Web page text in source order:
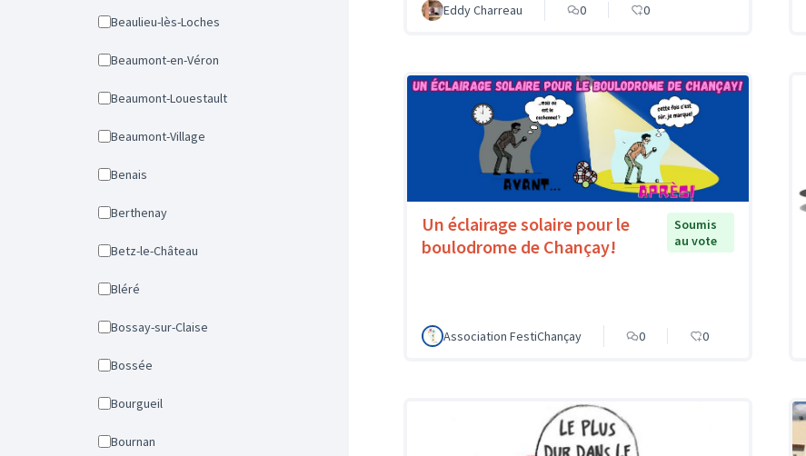
Beaulieu-lès-Loches
Beaumont-en-Véron
Beaumont-Louestault
Beaumont-Village
Benais
Berthenay
Betz-le-Château
Bléré
Bossay-sur-Claise
Bossée
Bourgueil
Bournan
Eddy Charreau 0 0
Un éclairage solaire pour le
boulodrome de Chançay!
Soumis
au vote
Association FestiChançay 0 0